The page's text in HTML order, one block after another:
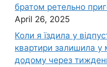
братом ретельно
April 26, 2025
Коли я їздила у
квартири залишила
додому через